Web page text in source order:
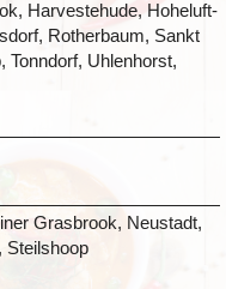
Harvestehude, Hoheluft-
Rotherbaum, Sankt
Tonndorf, Uhlenhorst,
Grasbrook, Neustadt,
Steilshoop